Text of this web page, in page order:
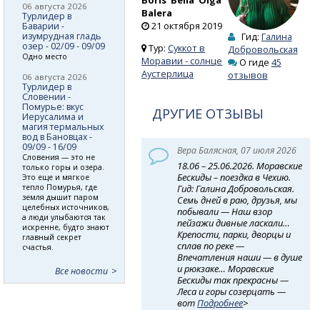
Balera
21 октября 2019
Тур:Суккот в
Моравии - солнце
Аустерлица
Гид: Галина
Добровольская
О гиде 45
отзывов
ДРУГИЕ ОТЗЫВЫ
Вера Балясная, 07 июля 2026
18.06 – 25.06.2026. Моравские
Бескиды – поездка в Чехию.
Гид: Галина Добровольская.
Семь дней в раю, друзья, мы
побывали — Наш взор
пейзажи дивные ласкали…
Крепости, парки, дворцы и
сплав по реке —
Впечатления наши — в душе
и рюкзаке… Моравские
Бескиды так прекрасны —
Леса и горы созерцать —
вотПодробнее>
06 августа 2026
Турлидер в
Баварии -
изумрудная гладь
озер - 02/09 - 09/09
Одно место
06 августа 2026
Турлидер в
Словении -
Помурье: вкус
Иерусалима и
магия термальных
вод в Бановцах -
09/09 - 16/09
Словения — это не
только горы и озера.
Это еще и мягкое
тепло Помурья, где
земля дышит паром
целебных источников,
а люди улыбаются так
искренне, будто знают
главный секрет
счастья.
Все новости